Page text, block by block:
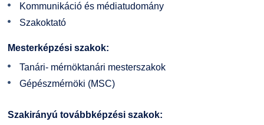
Kommunikáció és médiatudomány
Szakoktató
Mesterképzési szakok:
Tanári- mérnöktanári mesterszakok
Gépészmérnöki (MSC)
Szakirányú továbbképzési szakok: